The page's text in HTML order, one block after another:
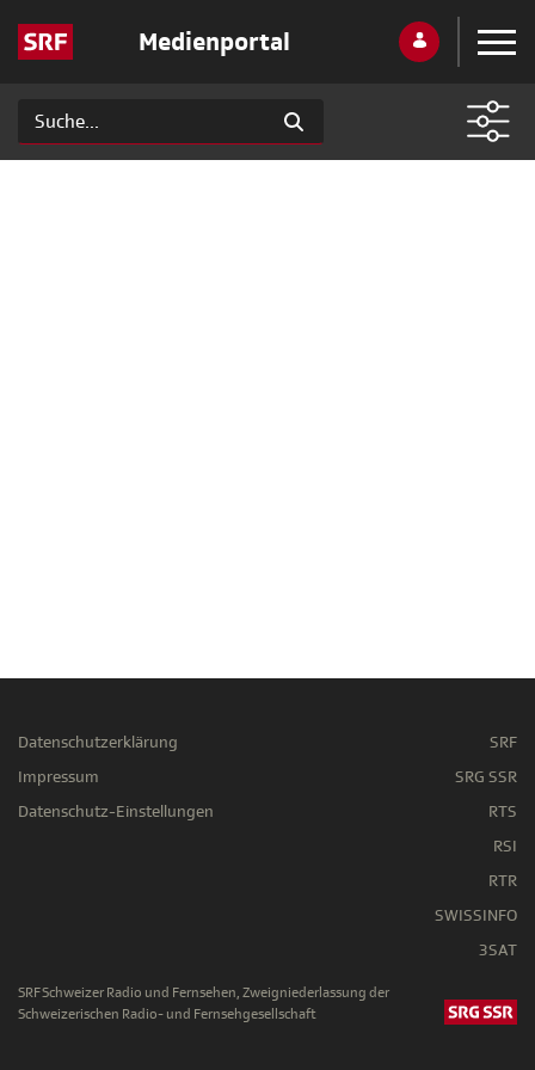
Medienportal
Datenschutzerklärung
Impressum
Datenschutz-Einstellungen
SRF
SRG SSR
RTS
RSI
RTR
SWISSINFO
3SAT
SRF Schweizer Radio und Fernsehen, Zweigniederlassung der
Schweizerischen Radio- und Fernsehgesellschaft